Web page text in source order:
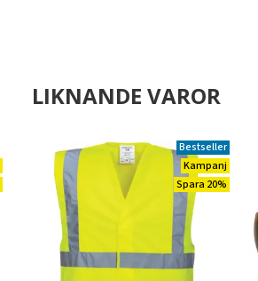
LIKNANDE VAROR
Bestseller
Kampanj
Spara 20%